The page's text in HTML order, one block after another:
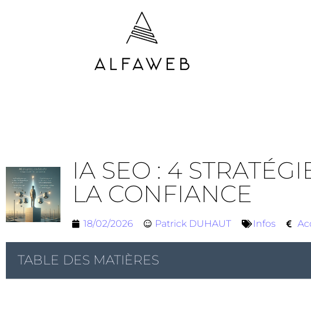
IA SEO : 4
LA CONFIANCE
18/02/2026 Patrick DUHAUT Infos
TABLE DES MATIÈRES